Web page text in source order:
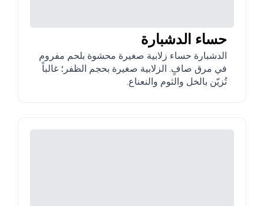
حساء الدشبارة
الدشبارة حساء زلابية صغيرة محشوة بلحم مفروم
في مرق صافٍ. الزلابية صغيرة بحجم الظفر؛ غالباً
تُزيّن بالخل والثوم والنعناع.